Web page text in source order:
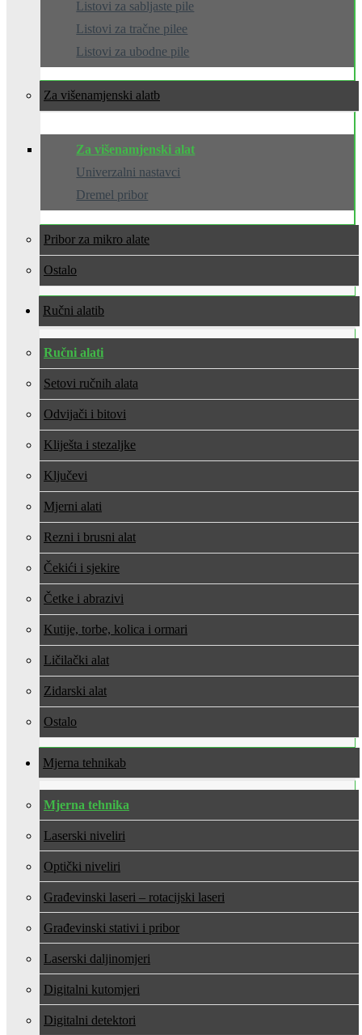
Listovi za sabljaste pile
Listovi za tračne pilee
Listovi za ubodne pile
Za višenamjenski alat
Za višenamjenski alat
Univerzalni nastavci
Dremel pribor
Pribor za mikro alate
Ostalo
Ručni alati
Ručni alati
Setovi ručnih alata
Odvijači i bitovi
Kliješta i stezaljke
Ključevi
Mjerni alati
Rezni i brusni alat
Čekići i sjekire
Četke i abrazivi
Kutije, torbe, kolica i ormari
Ličilački alat
Zidarski alat
Ostalo
Mjerna tehnika
Mjerna tehnika
Laserski niveliri
Optički niveliri
Građevinski laseri – rotacijski laseri
Građevinski stativi i pribor
Laserski daljinomjeri
Digitalni kutomjeri
Digitalni detektori